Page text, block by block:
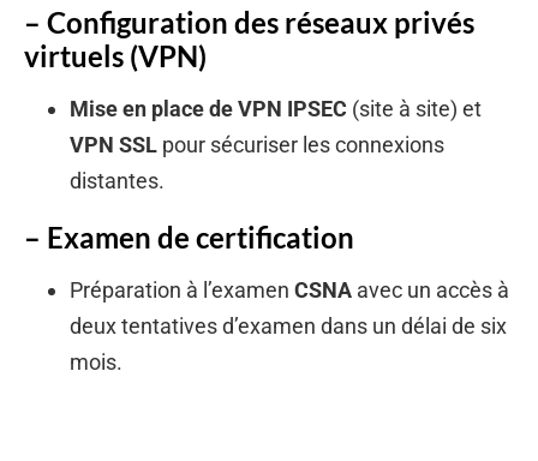
– Configuration des réseaux privés
virtuels (VPN)
Mise en place de VPN IPSEC (site à site) et
VPN SSL pour sécuriser les connexions
distantes.
– Examen de certification
Préparation à l’examen CSNA avec un accès à
deux tentatives d’examen dans un délai de six
mois.